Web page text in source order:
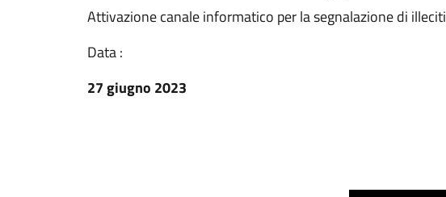
Attivazione canale informatico per la segnalazione di illeciti
Data :
27 giugno 2023